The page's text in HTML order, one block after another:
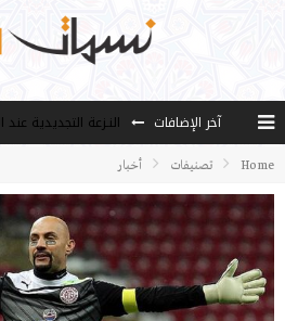
آخر الإضافات
الأستاذ عالما عارفا حكيما
مصادر العلم وسببه
Home تصنيفات أخبار